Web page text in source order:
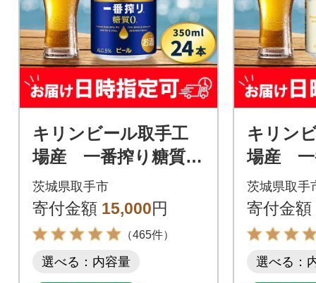
キリンビール取手工
場産 一番搾り糖質ゼ
ロ350ml缶×24本
茨城県取手市
寄付金額 15,000円
（465件）
選べる：内容量
キリン
場産 一
ル缶
茨城県取手
寄付金額
選べる：